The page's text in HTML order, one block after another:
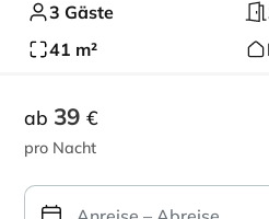
3 Gäste
41 m²
ab 39 €
pro Nacht